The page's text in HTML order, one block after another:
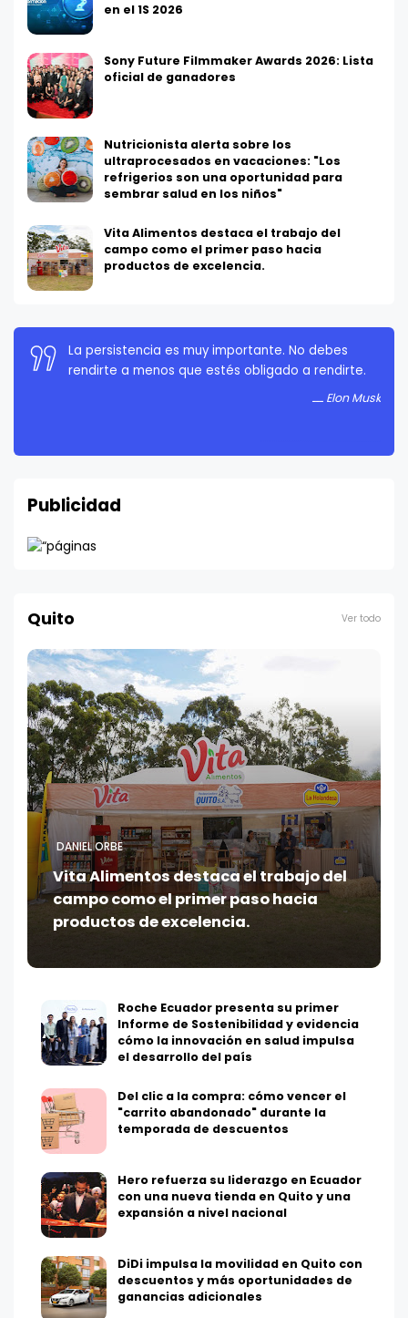
en el 1S 2026
Sony Future Filmmaker Awards 2026: Lista
oficial de ganadores
Nutricionista alerta sobre los
ultraprocesados en vacaciones: "Los
refrigerios son una oportunidad para
sembrar salud en los niños"
Vita Alimentos destaca el trabajo del
campo como el primer paso hacia
productos de excelencia.
La persistencia es muy importante. No debes
rendirte a menos que estés obligado a rendirte.
Elon Musk
Publicidad
Quito Ver todo
DANIEL ORBE
Vita Alimentos destaca el trabajo del
campo como el primer paso hacia
productos de excelencia.
Roche Ecuador presenta su primer
Informe de Sostenibilidad y evidencia
cómo la innovación en salud impulsa
el desarrollo del país
Del clic a la compra: cómo vencer el
"carrito abandonado" durante la
temporada de descuentos
Hero refuerza su liderazgo en Ecuador
con una nueva tienda en Quito y una
expansión a nivel nacional
DiDi impulsa la movilidad en Quito con
descuentos y más oportunidades de
ganancias adicionales